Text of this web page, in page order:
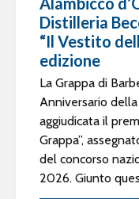
Distilleria
“Il Vestito
edizione
La Grappa di
Anniversario
aggiudicata il
Grappa”,
del concorso
2026. Giunto